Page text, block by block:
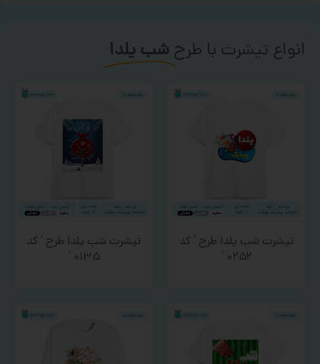
انواع تیشرت با طرحشب یلدا
تیشرت شب یلدا طرح ‘ کد
۰۲۵۲ ‘
تیشرت شب یلدا طرح ‘ کد
۰۱۳۵ ‘